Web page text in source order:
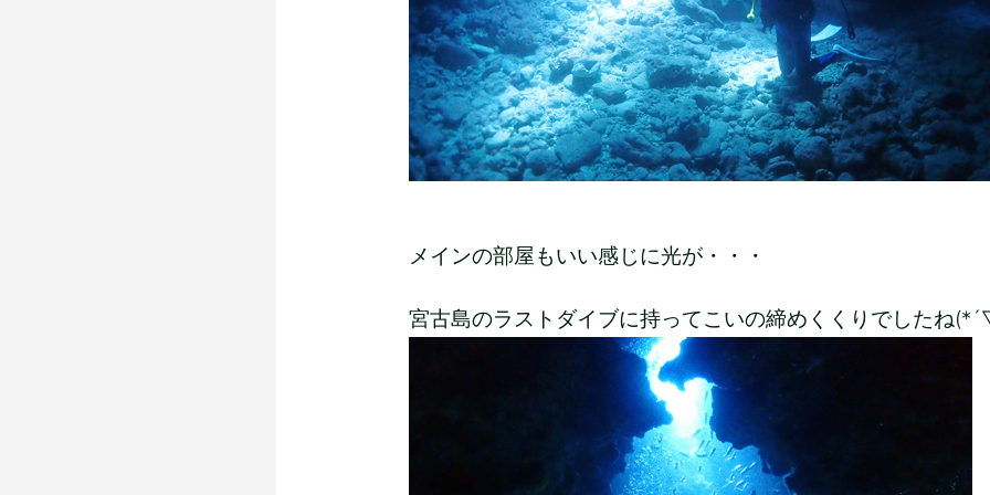
メインの部屋もいい感じに光が・・・
宮古島のラストダイブに持ってこいの締めくくりでしたね